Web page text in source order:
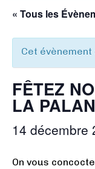
« Tous les
Cet
FÊTEZ
LA
14 décembre
On vous